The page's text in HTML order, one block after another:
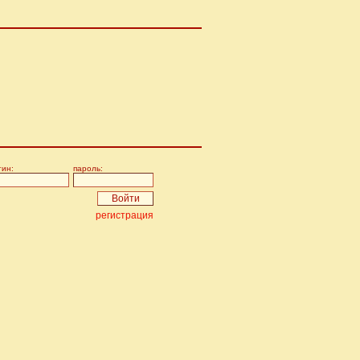
пароль:
регистрация